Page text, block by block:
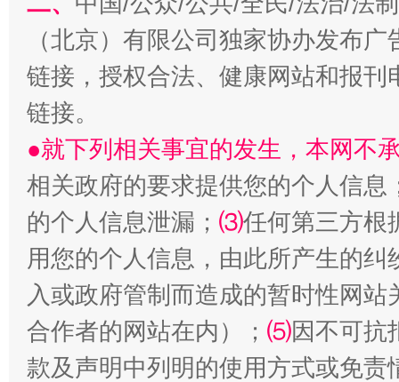
受贿1.44亿！段成刚被判无期 从幼
（北京）有限公司独家协办发布
链接，授权合法、健康网站和报
链接。
●就下列相关事宜的发生，本网不
相关政府的要求提供您的个人信息
的个人信息泄漏； ⑶任何第三方根
用您的个人信息，由此所产生的纠
入或政府管制而造成的暂时性网
合作者的网站在内）； ⑸因不可抗
款及声明中列明的使用方式或免责